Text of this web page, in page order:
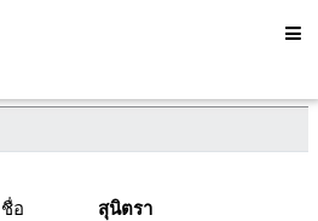
ชื่อ
สุนิตรา